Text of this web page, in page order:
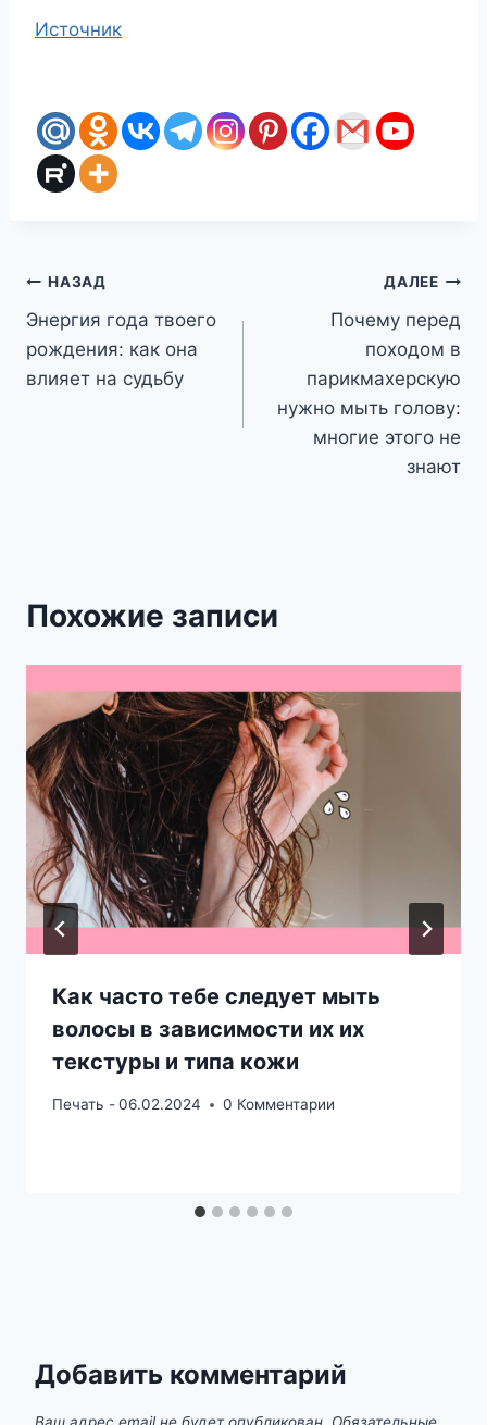
Источник
Навигация
по
записям
НАЗАД
Энергия года твоего
рождения: как она
влияет на судьбу
ДАЛЕЕ
Почему перед
походом в
парикмахерскую
нужно мыть голову:
многие этого не
знают
Похожие записи
Как часто тебе следует мыть
волосы в зависимости их их
текстуры и типа кожи
Печать -06.02.2024 0 Комментарии
Добавить комментарий